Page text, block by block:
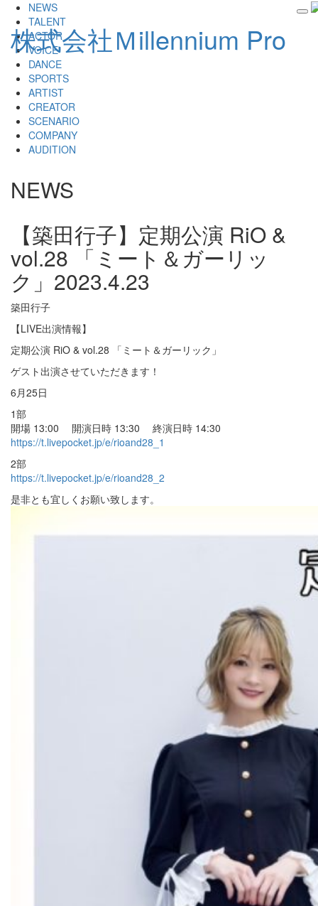
株式会社Ｍillennium Pro
NEWS
TALENT
ACTOR
VOICE
DANCE
SPORTS
ARTIST
CREATOR
SCENARIO
COMPANY
AUDITION
NEWS
【築田行子】定期公演 RiO &
vol.28 「ミート＆ガーリッ
ク」 2023.4.23
築田行子
【LIVE出演情報】
定期公演 RiO & vol.28 「ミート＆ガーリック」
ゲスト出演させていただきます！
6月25日
1部
開場 13:00 開演日時 13:30 終演日時 14:30
https://t.livepocket.jp/e/rioand28_1
2部
https://t.livepocket.jp/e/rioand28_2
是非とも宜しくお願い致します。